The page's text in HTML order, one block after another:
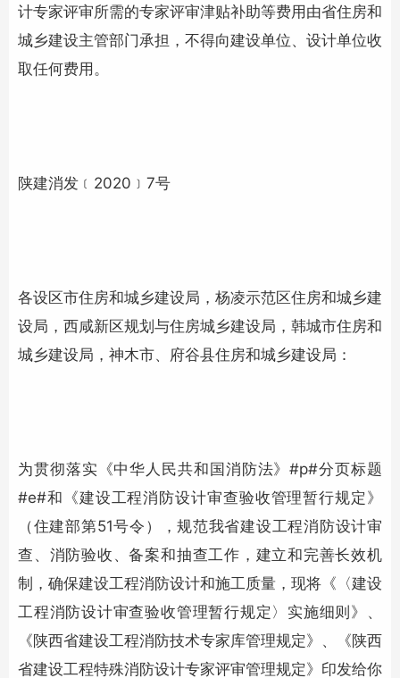
计专家评审所需的专家评审津贴补助等费用由省住房和
城乡建设主管部门承担，不得向建设单位、设计单位收
取任何费用。
陕建消发﹝2020﹞7号
各设区市住房和城乡建设局，杨凌示范区住房和城乡建
设局，西咸新区规划与住房城乡建设局，韩城市住房和
城乡建设局，神木市、府谷县住房和城乡建设局：
为贯彻落实《中华人民共和国消防法》#p#分页标题
#e#和《建设工程消防设计审查验收管理暂行规定》
（住建部第51号令），规范我省建设工程消防设计审
查、消防验收、备案和抽查工作，建立和完善长效机
制，确保建设工程消防设计和施工质量，现将《〈建设
工程消防设计审查验收管理暂行规定〉实施细则》、
《陕西省建设工程消防技术专家库管理规定》、《陕西
省建设工程特殊消防设计专家评审管理规定》印发给你